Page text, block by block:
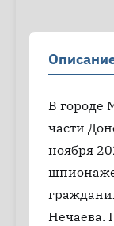
В городе
части
ноября
Нечаева.